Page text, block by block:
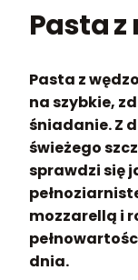
Pasta
Pasta z
na szybkie,
śniadanie. Z
świeżego
sprawdzi się
mozzarellą i
dnia.